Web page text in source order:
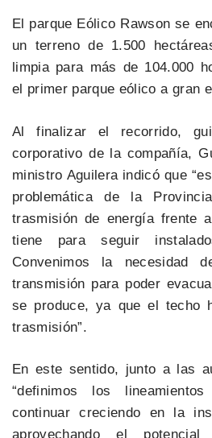
El parque Eólico Rawson se
un terreno de 1.500
limpia para más de 104.000
el primer parque eólico a gran
Al finalizar el recorrido,
corporativo de la compañía,
ministro Aguilera indicó que
problemática de la
trasmisión de energía frente
tiene para seguir
Convenimos la necesidad
transmisión para poder
se produce, ya que el techo
trasmisión”.
En este sentido, junto a las
“definimos los
continuar creciendo en la
aprovechando el